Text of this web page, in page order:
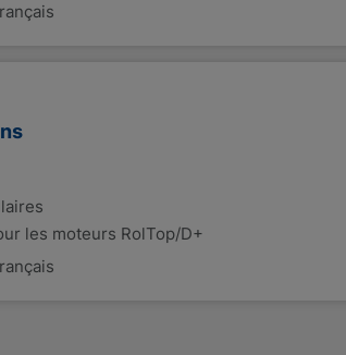
les moteurs RolTop/D+